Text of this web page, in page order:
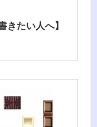
きたい人へ】